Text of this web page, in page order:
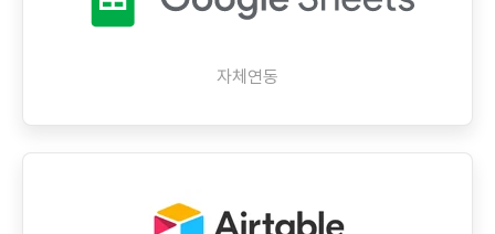
자체연동